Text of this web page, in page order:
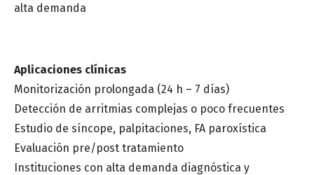
alta demanda
Aplicaciones clínicas
Monitorización prolongada (24 h – 7 días)
Detección de arritmias complejas o poco frecuentes
Estudio de síncope, palpitaciones, FA paroxística
Evaluación pre/post tratamiento
Instituciones con alta demanda diagnóstica y